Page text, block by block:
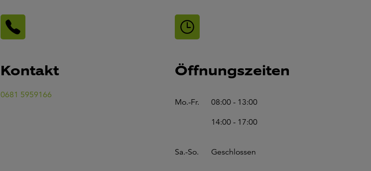
Kontakt
0681 5959166
Öffnungszeiten
Mo.-Fr.
08:00 - 13:00
14:00 - 17:00
Sa.-So. Geschlossen